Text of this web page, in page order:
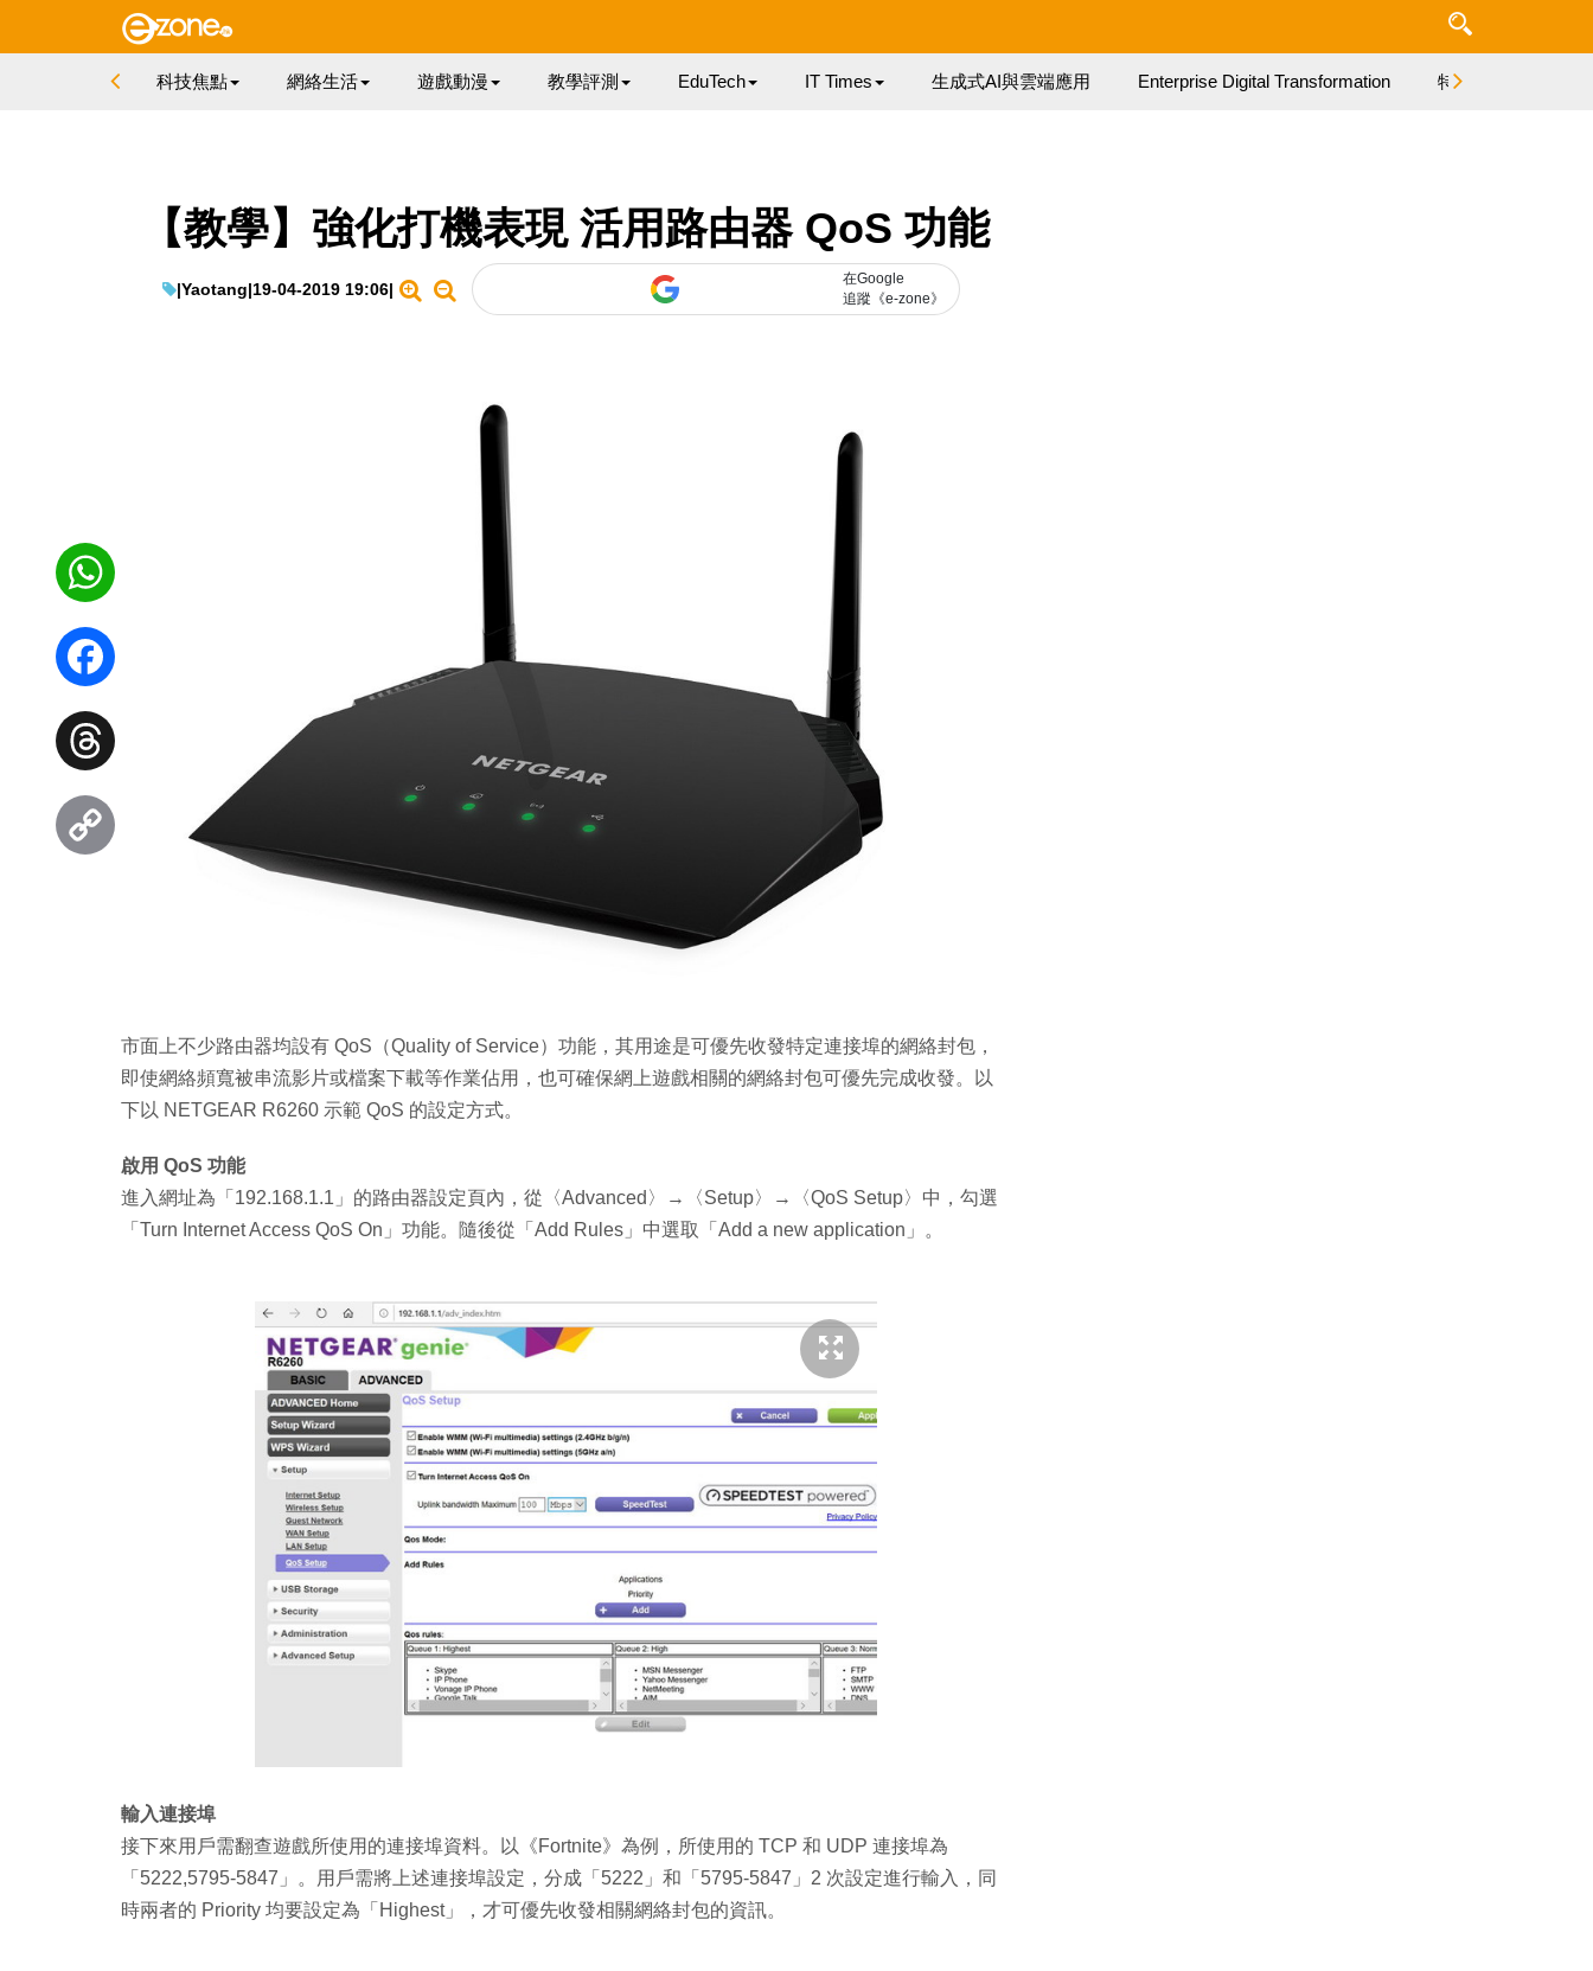
科技焦點 網絡生活 遊戲動漫 教學評測 EduTech IT Times 生成式AI與雲端應用 Enterprise Digital Transformation 特集
【教學】強化打機表現 活用路由器 QoS 功能
|Yaotang|19-04-2019 19:06|
在Google
追蹤《e-zone》
市面上不少路由器均設有 QoS（Quality of Service）功能，其用途是可優先收發特定連接埠的網絡封包，
即使網絡頻寬被串流影片或檔案下載等作業佔用，也可確保網上遊戲相關的網絡封包可優先完成收發。以
下以 NETGEAR R6260 示範 QoS 的設定方式。
啟用 QoS 功能
進入網址為「192.168.1.1」的路由器設定頁內，從〈Advanced〉→〈Setup〉→〈QoS Setup〉中，勾選
「Turn Internet Access QoS On」功能。隨後從「Add Rules」中選取「Add a new application」。
輸入連接埠
接下來用戶需翻查遊戲所使用的連接埠資料。以《Fortnite》為例，所使用的 TCP 和 UDP 連接埠為
「5222,5795-5847」。用戶需將上述連接埠設定，分成「5222」和「5795-5847」2 次設定進行輸入，同
時兩者的 Priority 均要設定為「Highest」，才可優先收發相關網絡封包的資訊。
WhatsApp
Facebook
Threads